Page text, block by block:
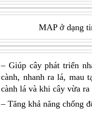
MAP ở dạng
– Giúp cây phát triển
cành, nhanh ra lá, mau
cành lá và khi cây vừa
– Tăng khả năng chống